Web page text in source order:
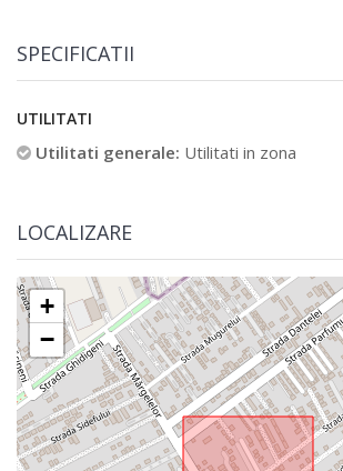
SPECIFICATII
UTILITATI
Utilitati generale: Utilitati in zona
LOCALIZARE
+
−